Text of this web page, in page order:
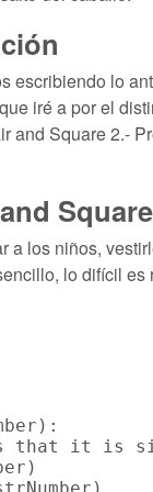
escribiendo lo
iré a por el
and Square 2.-
Square
a los niños,
lo difícil
that it is